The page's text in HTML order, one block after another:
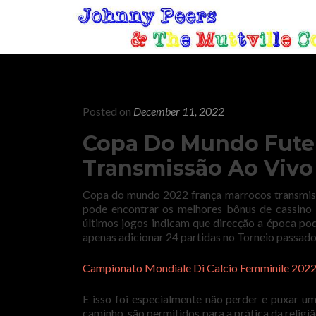
Posted on December 11, 2022
Copa Do Mundo
Transmissão Ao Vivo
Copa do mundo 2022 frança marrocos
pode encontrar os melhores bônus de
últimos jogos indicam que direcção a época
apenas adicionar 24 partidas no Torneio
Campionato Mondiale Di Calcio Femminile
E isso foi especialmente não perder e puxar
caminho, são permitidos para a prática da